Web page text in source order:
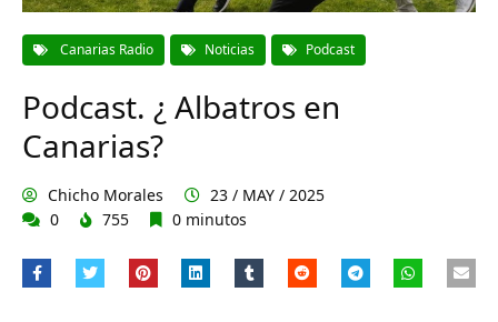
Canarias Radio Noticias Podcast
Podcast. ¿ Albatros en
Canarias?
Chicho Morales
23 / MAY / 2025
0
755 0 minutos